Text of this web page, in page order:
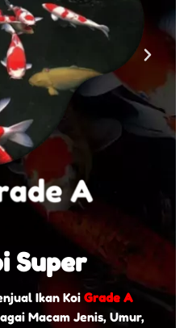
Super
Ikan Koi Grade A
Macam Jenis, Umur,